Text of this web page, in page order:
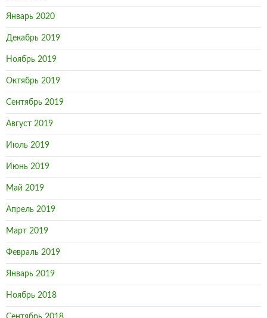
Январь 2020
Декабрь 2019
Ноябрь 2019
Октябрь 2019
Сентябрь 2019
Август 2019
Июль 2019
Июнь 2019
Май 2019
Апрель 2019
Март 2019
Февраль 2019
Январь 2019
Ноябрь 2018